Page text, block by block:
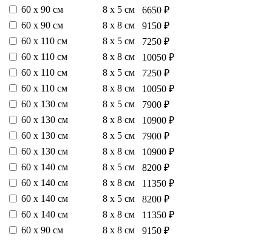
60 х 90 см
8 х 5 см
6650 ₽
60 х 90 см
8 х 8 см
9150 ₽
60 х 110 см
8 х 5 см
7250 ₽
60 х 110 см
8 х 8 см
10050 ₽
60 х 110 см
8 х 5 см
7250 ₽
60 х 110 см
8 х 8 см
10050 ₽
60 х 130 см
8 х 5 см
7900 ₽
60 х 130 см
8 х 8 см
10900 ₽
60 х 130 см
8 х 5 см
7900 ₽
60 х 130 см
8 х 8 см
10900 ₽
60 х 140 см
8 х 5 см
8200 ₽
60 х 140 см
8 х 8 см
11350 ₽
60 х 140 см
8 х 5 см
8200 ₽
60 х 140 см
8 х 8 см
11350 ₽
60 х 90 см
8 х 8 см
9150 ₽